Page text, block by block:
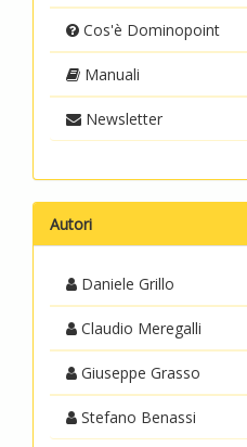
Cos'è Dominopoint
Manuali
Newsletter
Autori
Daniele Grillo
Claudio Meregalli
Giuseppe Grasso
Stefano Benassi